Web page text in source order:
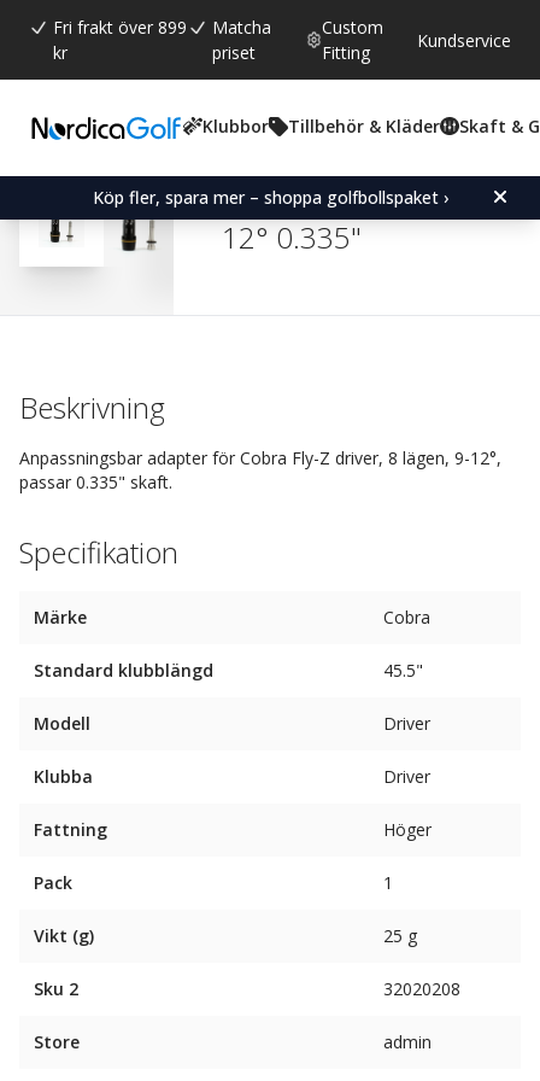
Fri frakt över 899
kr
Matcha
priset
Custom
Fitting
Kundservice
Klubbor Tillbehör & Kläder Skaft &
Köp fler, spara mer – shoppa golfbollspaket ›
Snittbetyg:
4.8 (röster:
363 )
Adapter for Cobra Fly-Z/
12° 0.335"
Beskrivning
Anpassningsbar adapter för Cobra Fly-Z driver, 8 lägen, 9-12°,
passar 0.335" skaft.
Specifikation
Märke Cobra
Standard klubblängd 45.5"
Modell Driver
Klubba Driver
Fattning Höger
Pack 1
Vikt (g) 25 g
Sku 2 32020208
Store admin